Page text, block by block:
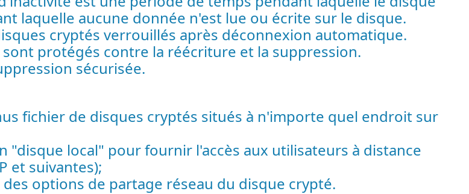
laquelle aucune donnée n'est lue ou écrite sur le disque.
cryptés verrouillés après déconnexion automatique.
protégés contre la réécriture et la suppression.
sécurisée.
fichier de disques cryptés situés à n'importe quel endroit sur
"disque local" pour fournir l'accès aux utilisateurs à distance
et suivantes);
options de partage réseau du disque crypté.